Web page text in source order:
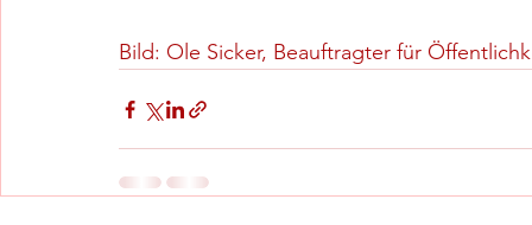
Bild: Ole Sicker, Beauftragter für